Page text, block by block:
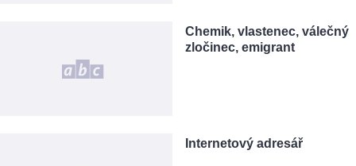
Chemik, vlastenec, válečný
zločinec, emigrant
Internetový adresář